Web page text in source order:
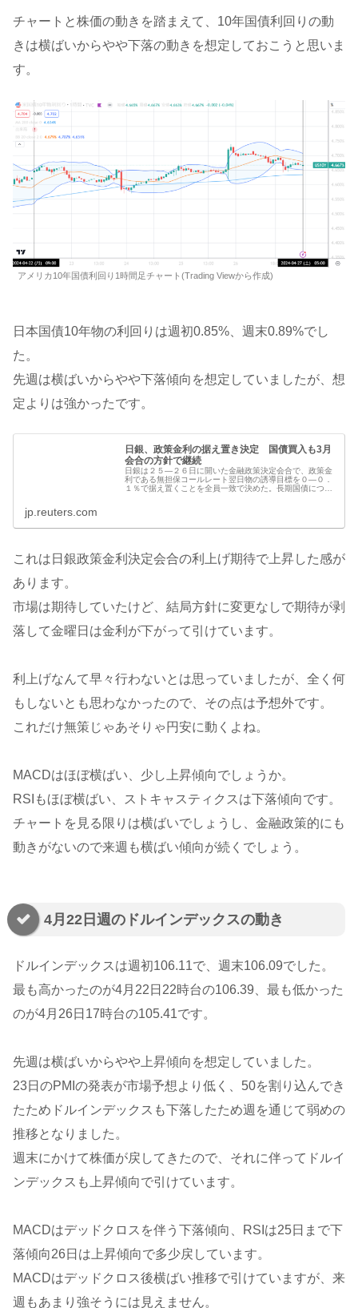
チャートと株価の動きを踏まえて、10年国債利回りの動
きは横ばいからやや下落の動きを想定しておこうと思いま
す。
アメリカ10年国債利回り1時間足チャート(Trading Viewから作成)
日本国債10年物の利回りは週初0.85%、週末0.89%でし
た。
先週は横ばいからやや下落傾向を想定していましたが、想
定よりは強かったです。
日銀、政策金利の据え置き決定 国債買入も3月
会合の方針で継続
日銀は２５―２６日に開いた金融政策決定会合で、政策金
利である無担保コールレート翌日物の誘導目標を０―０．
１％で据え置くことを全員一致で決めた。長期国債につい
jp.reuters.com
これは日銀政策金利決定会合の利上げ期待で上昇した感が
あります。
市場は期待していたけど、結局方針に変更なしで期待が剥
落して金曜日は金利が下がって引けています。
利上げなんて早々行わないとは思っていましたが、全く何
もしないとも思わなかったので、その点は予想外です。
これだけ無策じゃあそりゃ円安に動くよね。
MACDはほぼ横ばい、少し上昇傾向でしょうか。
RSIもほぼ横ばい、ストキャスティクスは下落傾向です。
チャートを見る限りは横ばいでしょうし、金融政策的にも
動きがないので来週も横ばい傾向が続くでしょう。
4月22日週のドルインデックスの動き
ドルインデックスは週初106.11で、週末106.09でした。
最も高かったのが4月22日22時台の106.39、最も低かった
のが4月26日17時台の105.41です。
先週は横ばいからやや上昇傾向を想定していました。
23日のPMIの発表が市場予想より低く、50を割り込んでき
たためドルインデックスも下落したため週を通じて弱めの
推移となりました。
週末にかけて株価が戻してきたので、それに伴ってドルイ
ンデックスも上昇傾向で引けています。
MACDはデッドクロスを伴う下落傾向、RSIは25日まで下
落傾向26日は上昇傾向で多少戻しています。
MACDはデッドクロス後横ばい推移で引けていますが、来
週もあまり強そうには見えません。